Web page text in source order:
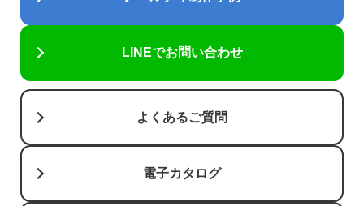
LINEでお問い合わせ
よくあるご質問
電子カタログ